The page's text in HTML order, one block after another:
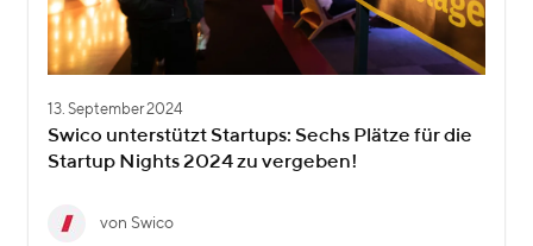
13. September 2024
Swico unterstützt Startups: Sechs Plätze für die
Startup Nights 2024 zu vergeben!
von Swico